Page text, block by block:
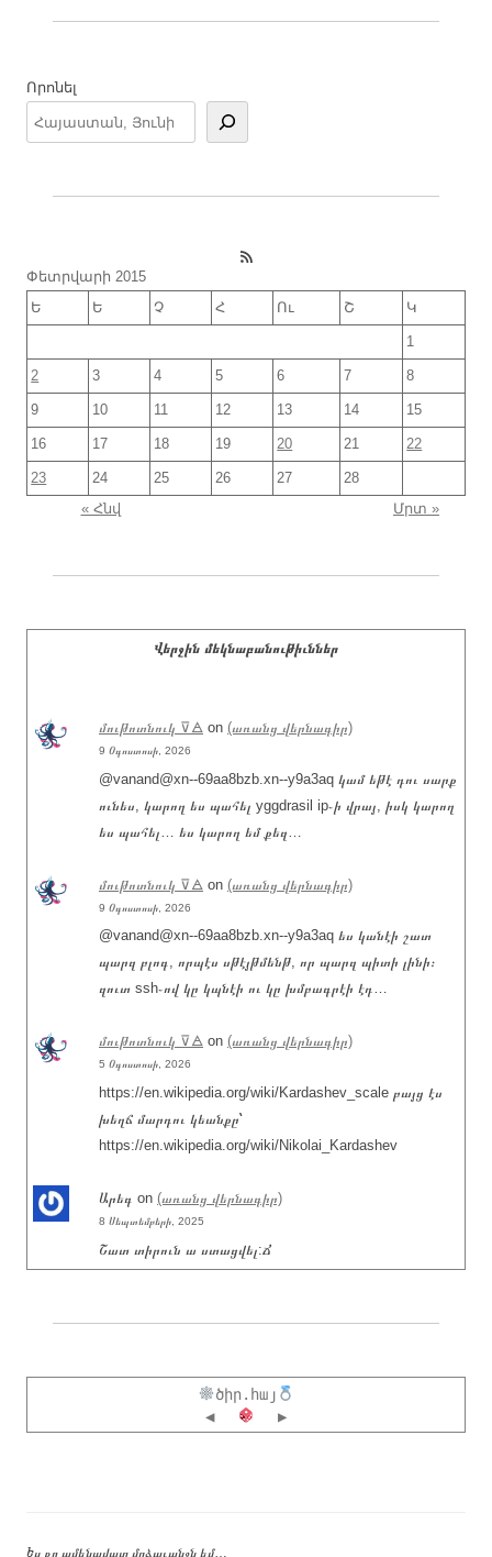
Որոնել
RSS Feed
Փետրվարի 2015
Ե
Ե Չ Հ Ու Շ Կ
1
2 3 4 5 6 7 8
9 10 11 12 13 14 15
16 17 18 19 20 21 22
23 24 25 26 27
28
« Հնվ
Մրտ »
Վերջին մեկնաբանութիւններ
մութոտնուկ ⊽🜁 on (առանց վերնագիր)
9 Օգոստոսի, 2026
@vanand@xn--69aa8bzb.xn--y9a3aq կամ եթէ դու սարք
ունես, կարող ես պահել yggdrasil ip֊ի վրայ, իսկ կարող
ես պահել… ես կարող եմ քեզ…
մութոտնուկ ⊽🜁 on (առանց վերնագիր)
9 Օգոստոսի, 2026
@vanand@xn--69aa8bzb.xn--y9a3aq ես կանէի շատ
պարզ բլոգ, որպէս սթէյթմենթ, որ պարզ պիտի լինի։
զուտ ssh֊ով կը կպնէի ու կը խմբագրէի էդ…
մութոտնուկ ⊽🜁 on (առանց վերնագիր)
5 Օգոստոսի, 2026
https://en.wikipedia.org/wiki/Kardashev_scale բայց էս
խեղճ մարդու կեանքը՝
https://en.wikipedia.org/wiki/Nikolai_Kardashev
Արեգ on (առանց վերնագիր)
8 Սեպտեմբերի, 2025
Շատ տիրուն ա ստացվել:Ճ
ծիր.հայ
◀
▶
Ես քո ամենավատ մղձաւանջն եմ…